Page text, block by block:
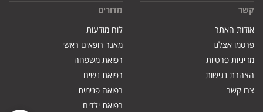
קשר
אודות האתר
פרסמו אצלנו
מדיניות פרטיות
הצהרת נגישות
צרו קשר
מדורים
לוח מודעות
מאגר רופאים ראשי
רפואת משפחה
רפואת נשים
רפואה פנימית
רפואת ילדים